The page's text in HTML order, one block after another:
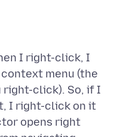
I right-click, I
menu (the
right-click). So, if I
I right-click on it
opens right